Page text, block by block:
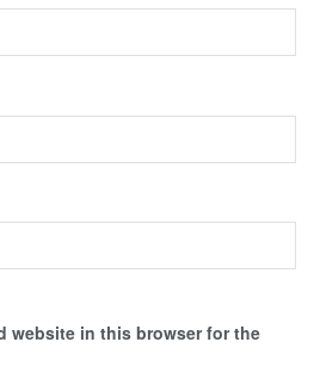
website in this browser for the